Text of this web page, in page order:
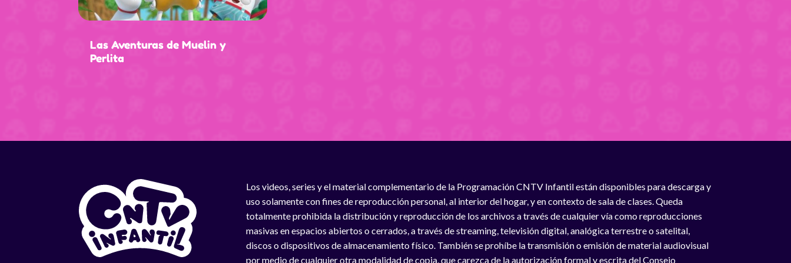
Las Aventuras de Muelin y
Perlita
Los videos, series y el material complementario de la Programación CNTV Infantil están disponibles para descarga y
uso solamente con fines de reproducción personal, al interior del hogar, y en contexto de sala de clases. Queda
totalmente prohibida la distribución y reproducción de los archivos a través de cualquier vía como reproducciones
masivas en espacios abiertos o cerrados, a través de streaming, televisión digital, analógica terrestre o satelital,
discos o dispositivos de almacenamiento físico. También se prohíbe la transmisión o emisión de material audiovisual
por medio de cualquier otra modalidad de copia, que carezca de la autorización formal y escrita del Consejo